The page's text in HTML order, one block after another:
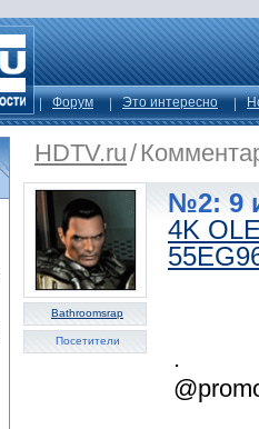
Форум Это интересно
HDTV.ru/
Bathroomsrap
Посетители
№2: 9
4K
.